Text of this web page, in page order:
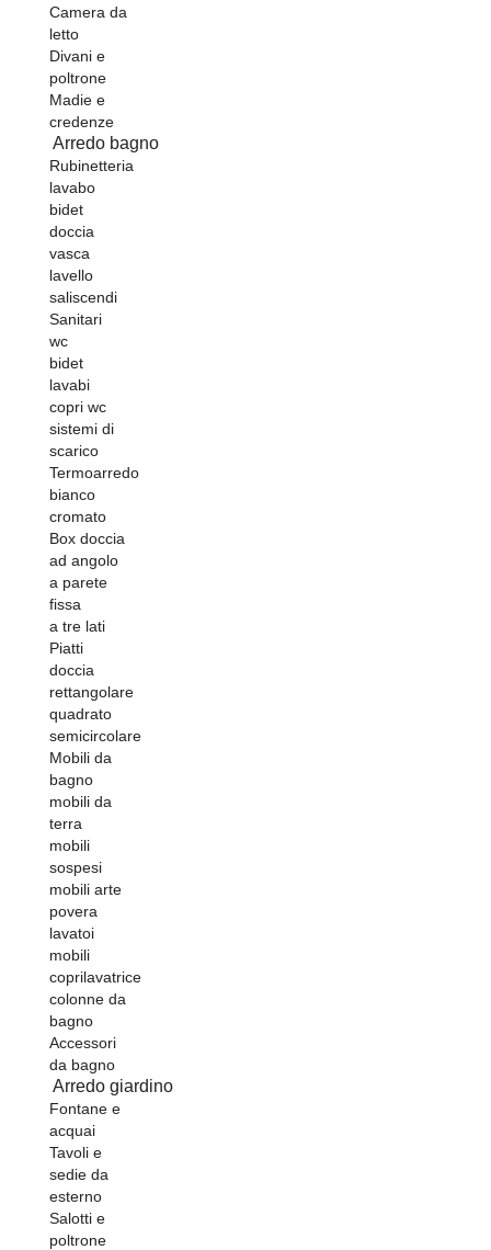
Camera da
letto
Divani e
poltrone
Madie e
credenze
Arredo bagno
Rubinetteria
lavabo
bidet
doccia
vasca
lavello
saliscendi
Sanitari
wc
bidet
lavabi
copri wc
sistemi di
scarico
Termoarredo
bianco
cromato
Box doccia
ad angolo
a parete
fissa
a tre lati
Piatti
doccia
rettangolare
quadrato
semicircolare
Mobili da
bagno
mobili da
terra
mobili
sospesi
mobili arte
povera
lavatoi
mobili
coprilavatrice
colonne da
bagno
Accessori
da bagno
Arredo giardino
Fontane e
acquai
Tavoli e
sedie da
esterno
Salotti e
poltrone